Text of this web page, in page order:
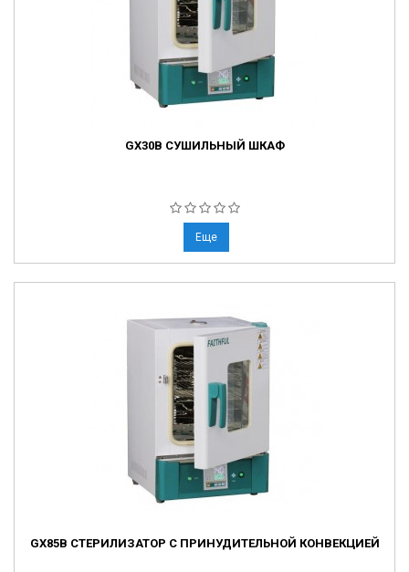
GX30B СУШИЛЬНЫЙ ШКАФ
Еще
GX85B СТЕРИЛИЗАТОР С ПРИНУДИТЕЛЬНОЙ КОНВЕКЦИЕЙ